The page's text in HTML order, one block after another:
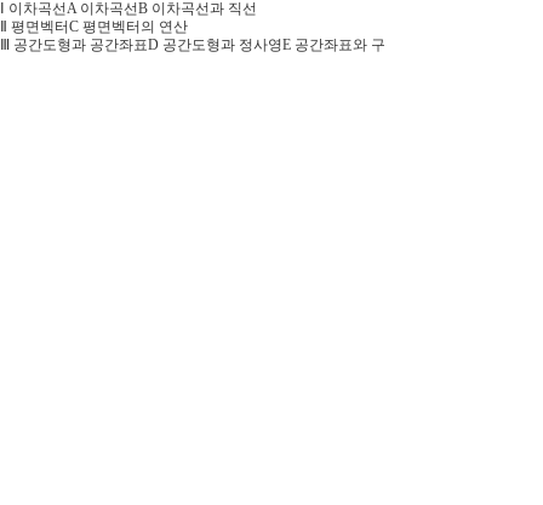
Ⅰ 이차곡선A 이차곡선B 이차곡선과 직선
Ⅱ 평면벡터C 평면벡터의 연산
Ⅲ 공간도형과 공간좌표D 공간도형과 정사영E 공간좌표와 구